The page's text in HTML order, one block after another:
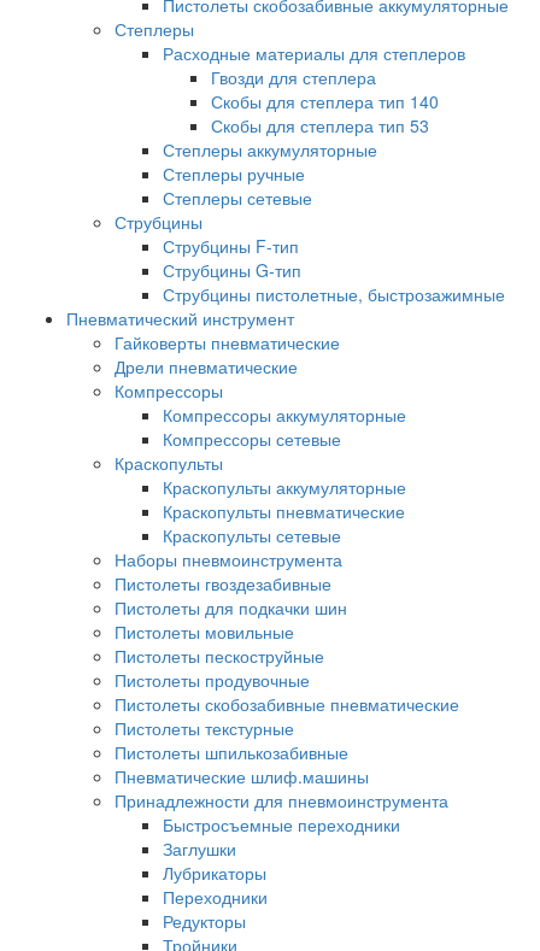
Пистолеты скобозабивные аккумуляторные
Степлеры
Расходные материалы для степлеров
Гвозди для степлера
Скобы для степлера тип 140
Скобы для степлера тип 53
Степлеры аккумуляторные
Степлеры ручные
Степлеры сетевые
Струбцины
Струбцины F-тип
Струбцины G-тип
Струбцины пистолетные, быстрозажимные
Пневматический инструмент
Гайковерты пневматические
Дрели пневматические
Компрессоры
Компрессоры аккумуляторные
Компрессоры сетевые
Краскопульты
Краскопульты аккумуляторные
Краскопульты пневматические
Краскопульты сетевые
Наборы пневмоинструмента
Пистолеты гвоздезабивные
Пистолеты для подкачки шин
Пистолеты мовильные
Пистолеты пескоструйные
Пистолеты продувочные
Пистолеты скобозабивные пневматические
Пистолеты текстурные
Пистолеты шпилькозабивные
Пневматические шлиф.машины
Принадлежности для пневмоинструмента
Быстросъемные переходники
Заглушки
Лубрикаторы
Переходники
Редукторы
Тройники